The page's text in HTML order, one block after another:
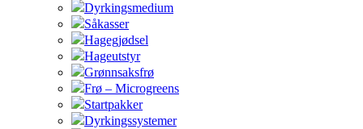
Dyrkingsmedium
Såkasser
Hagegjødsel
Hageutstyr
Grønnsaksfrø
Frø – Microgreens
Startpakker
Dyrkingssystemer